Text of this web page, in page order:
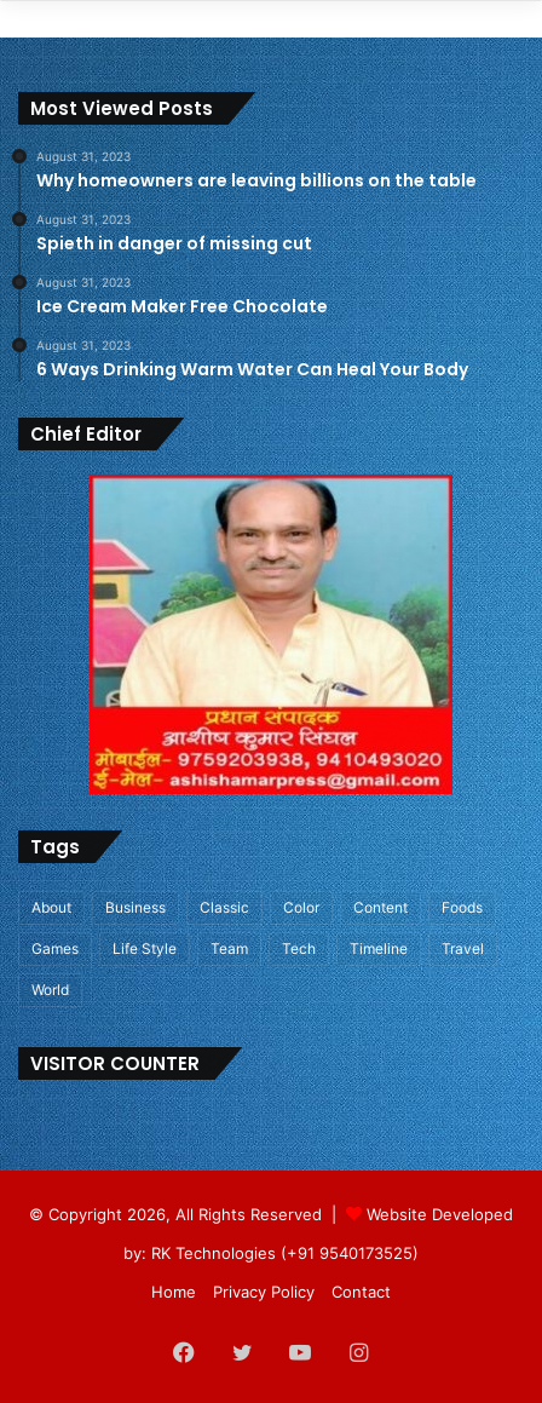
Most Viewed Posts
August 31, 2023
Why homeowners are leaving billions on the table
August 31, 2023
Spieth in danger of missing cut
August 31, 2023
Ice Cream Maker Free Chocolate
August 31, 2023
6 Ways Drinking Warm Water Can Heal Your Body
Chief Editor
Tags
About Business Classic Color Content Foods
Games Life Style Team Tech Timeline Travel
World
VISITOR COUNTER
© Copyright 2026, All Rights Reserved |
Website Developed
by: RK Technologies (+91 9540173525)
Home
Privacy Policy Contact
Facebook
TwitterYouTubeInstagram